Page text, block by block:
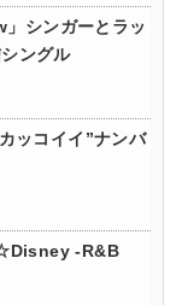
シンガーとラッ
ングル
ッコイイ”ナンバ
-R&B